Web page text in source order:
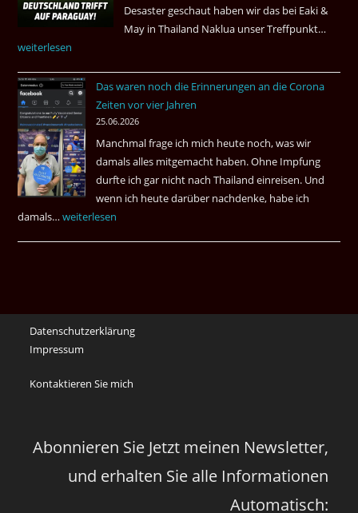
Desaster geschaut haben wir das bei Eaki &
May in Thailand Naklua unser Treffpunkt…
bei
weiterlesen
Das waren noch die Erinnerungen an die Corona
Zeiten vor vier Jahren
25.06.2026
Manchmal frage ich mich heute noch, was wir
damals alles mitgemacht haben. Ohne Impfung
durfte ich gar nicht nach Thailand einreisen. Und
wenn ich heute darüber nachdenke, habe ich
damals…Das
an
die
Corona
Zeiten
weiterlesen
Datenschutzerklärung
Impressum
Kontaktieren Sie mich
Abonnieren Sie Jetzt meinen Newsletter,
und erhalten Sie alle Informationen
Automatisch: